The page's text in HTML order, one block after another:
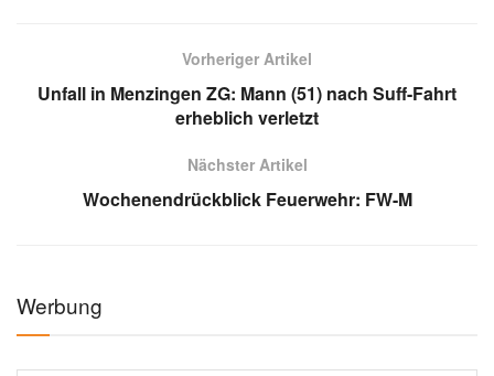
Vorheriger Artikel
Unfall in Menzingen ZG: Mann (51) nach Suff-Fahrt
erheblich verletzt
Nächster Artikel
Wochenendrückblick Feuerwehr: FW-M
Werbung